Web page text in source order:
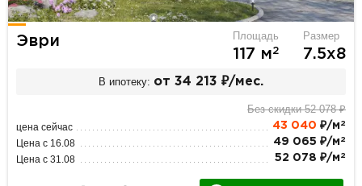
Эври Площадь
117 м2
Размер
7.5х8
В ипотеку: от 34 213 ₽/мес.
Без скидки 52 078 ₽
цена сейчас 43 040 ₽/м 2
Цена с 16.08 49 065 ₽/м 2
Цена с 31.08 52 078 ₽/м 2